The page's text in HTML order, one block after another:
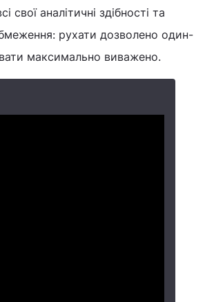
аналітичні здібності та
рухати дозволено один-
максимально виважено.